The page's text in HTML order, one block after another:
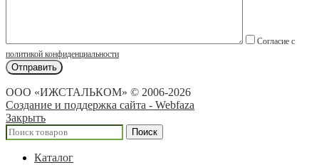
Согласие с
политикой конфиденциальности
ООО «ИЖСТАЛЬКОМ» © 2006-2026
Создание и поддержка сайта - Webfaza
Закрыть
Поиск
Каталог